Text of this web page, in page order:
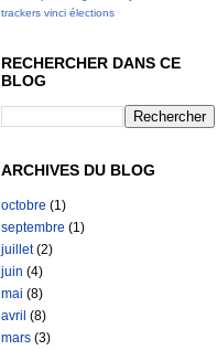
trackers vinci élections
RECHERCHER DANS CE
BLOG
ARCHIVES DU BLOG
octobre (1)
septembre (1)
juillet(2)
juin (4)
mai (8)
avril (8)
mars (3)